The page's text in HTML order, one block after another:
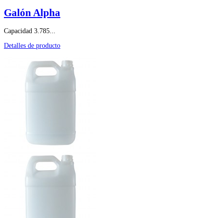
Galón Alpha
Capacidad 3.785...
Detalles de producto